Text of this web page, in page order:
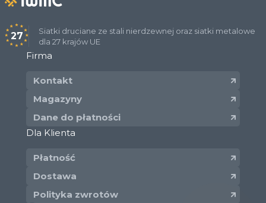
27
Siatki druciane ze stali nierdzewnej oraz siatki metalowe
dla 27 krajów UE
Firma
Kontakt
Magazyny
Dane do płatności
Dla Klienta
Płatność
Dostawa
Polityka zwrotów